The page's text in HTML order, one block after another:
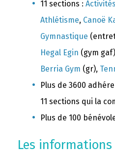
11 sections :
Athlétisme, Canoë
Gymnastique
Hegal Egin (gym
Berria Gym (gr),
Plus de 3600
11 sections qui la
Plus de 100
Les